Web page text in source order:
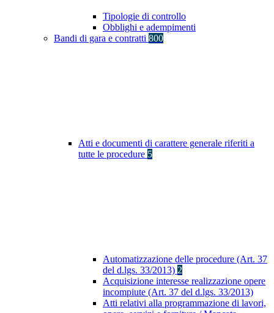
Tipologie di controllo
Obblighi e adempimenti
Bandi di gara e contratti 800
Atti e documenti di carattere generale riferiti a
tutte le procedure 5
Automatizzazione delle procedure (Art. 37
del d.lgs. 33/2013) 2
Acquisizione interesse realizzazione opere
incompiute (Art. 37 del d.lgs. 33/2013)
Atti relativi alla programmazione di lavori,